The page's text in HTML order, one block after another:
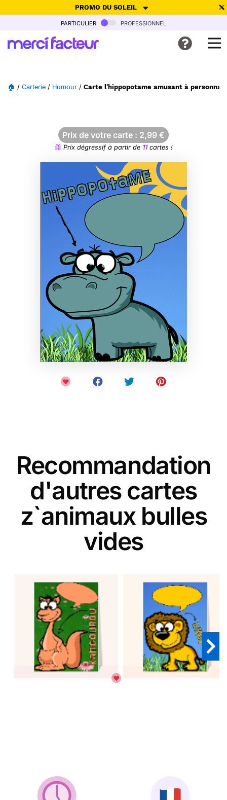
PROMO DU SOLEIL
-30% de réduction avec le code SUMMER26pour envoyer des
Ne plus afficher
particulier professionnel
🏠 / Carterie / Humour / Carte l'hippopotame amusant à
Prix de votre carte : 2,99 €
Prix dégressif à partir de 11cartes !
Recommandation
d'autres cartes
z`animaux bulles
vides